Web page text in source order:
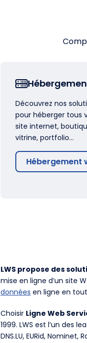
Découvrez nos
pour héberger tous
site internet,
vitrine, portfolio…
Hébergement
LWS propose des
mise en ligne d’un site
données en ligne en
Choisir Ligne Web
1999. LWS est l’un des
DNS.LU, EURid,